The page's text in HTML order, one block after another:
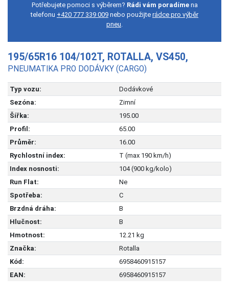
Potřebujete pomoci s výběrem? Rádi vám poradímena
telefonu +420 777 339 009 nebo použijte rádce pro výběr
pneu.
195/65R16 104/102T, ROTALLA, VS450,
PNEUMATIKA PRO DODÁVKY (CARGO)
Typ vozu:
Dodávkové
Sezóna:
Zimní
Šířka:
195.00
Profil:
65.00
Průměr:
16.00
Rychlostní index:
T (max 190 km/h)
Index nosnosti:
104 (900 kg/kolo)
Run Flat:
Ne
Spotřeba:
C
Brzdná dráha:
B
Hlučnost:
B
Hmotnost:
12.21 kg
Značka:
Rotalla
Kód:
6958460915157
EAN:
6958460915157